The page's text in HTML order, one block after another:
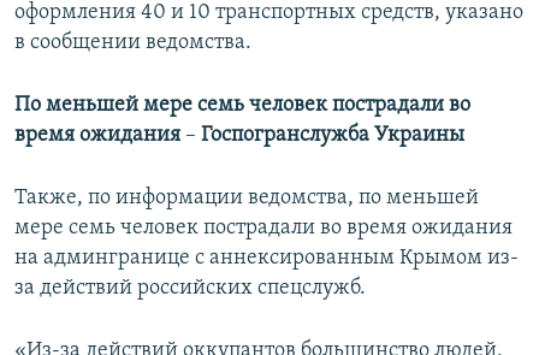
оформления 40 и 10 транспортных средств, указано
в сообщении ведомства.
По меньшей мере семь человек пострадали во
время ожидания –​ Госпогранслужба Украины
Также, по информации ведомства, по меньшей
мере семь человек пострадали во время ожидания
на админгранице с аннексированным Крымом из-
за действий российских спецслужб.